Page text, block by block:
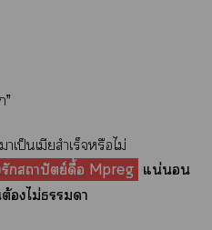
เป็นเมียสำเร็จหรือไม่
รักสถาปัตย์ดื้อ Mpreg แน่นอน
องไม่า